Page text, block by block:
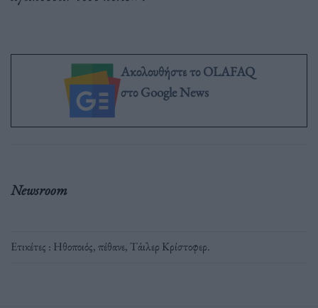
Ακολουθήστε το OLAFAQ
στο Google News
Newsroom
Ετικέτες : Ηθοποιός,πέθανε, Τάιλερ Κρίστοφερ.